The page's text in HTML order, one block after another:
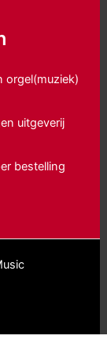
orgel(muziek)
uitgeverij
bestelling